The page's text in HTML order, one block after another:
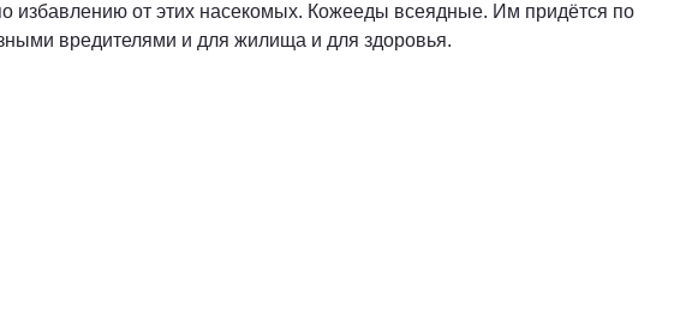
избавлению от этих насекомых. Кожееды всеядные. Им придётся по
вредителями и для жилища и для здоровья.